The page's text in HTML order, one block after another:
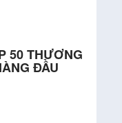
50 THƯƠNG
ĐẦU